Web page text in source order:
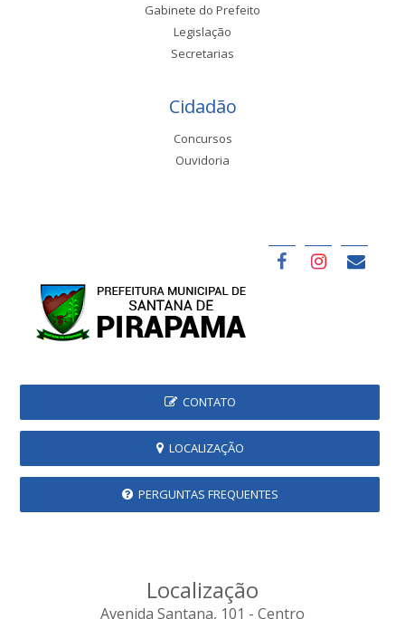
Gabinete do Prefeito
Legislação
Secretarias
Cidadão
Concursos
Ouvidoria
CONTATO
LOCALIZAÇÃO
PERGUNTAS FREQUENTES
Localização
Avenida Santana, 101 - Centro